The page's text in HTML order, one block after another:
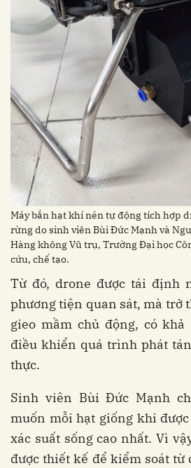
Máy bắn hạt khí nén tự động tích hợp
rừng do sinh viên Bùi Đức Mạnh và
Hàng không Vũ trụ, Trường Đại học
cứu, chế tạo.
Từ đó, drone được tái định
phương tiện quan sát, mà trở
gieo mầm chủ động, có
điều khiển quá trình phát
thực.
Sinh viên Bùi Đức Mạnh
muốn mỗi hạt giống khi
xác suất sống cao nhất. Vì
được thiết kế để kiểm soát từ